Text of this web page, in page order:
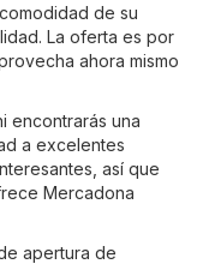
de su
La oferta es por
ahora mismo
encontrarás una
a excelentes
así que
Mercadona
apertura de